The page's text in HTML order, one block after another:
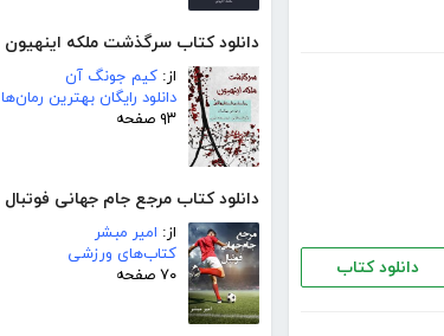
دانلود کتاب سرگذشت ملکه اینهیون
از: کیم جونگ آن
دانلود رایگان بهترین رمان‌ها
۹۳ صفحه
دانلود کتاب مرجع جام جهانی فوتبال
از: امیر مبشر
کتاب‌های ورزشی
۷۰ صفحه
دانلود کتاب